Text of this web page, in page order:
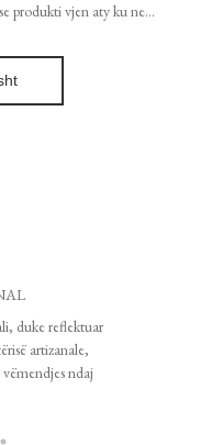
produkti vjen aty ku ne
duke reflektuar
artizanale,
ndaj